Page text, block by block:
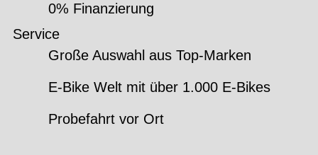
0% Finanzierung
Service
Große Auswahl aus Top-Marken
E-Bike Welt mit über 1.000 E-Bikes
Probefahrt vor Ort